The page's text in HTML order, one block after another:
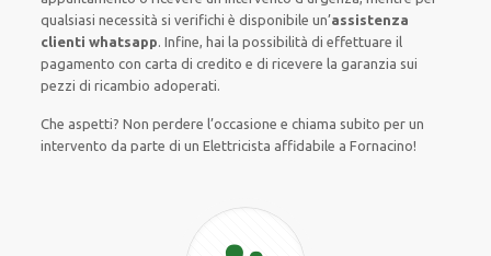
qualsiasi necessità si verifichi è disponibile un’assistenza
clienti whatsapp. Infine, hai la possibilità di effettuare il
pagamento con carta di credito e di ricevere la garanzia sui
pezzi di ricambio adoperati.
Che aspetti? Non perdere l’occasione e chiama subito per un
intervento da parte di un Elettricista affidabile a Fornacino!